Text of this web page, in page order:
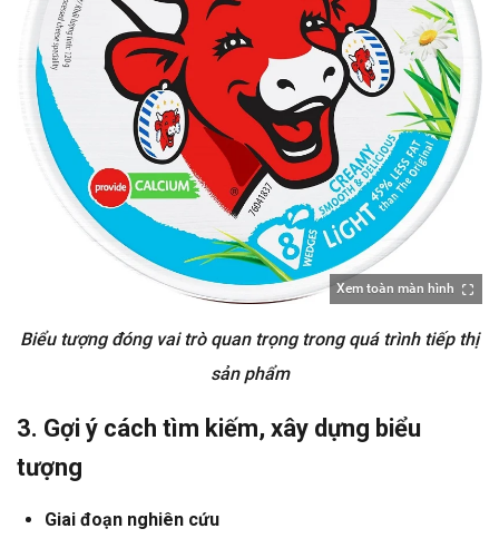
Xem toàn màn hình
Biểu tượng đóng vai trò quan trọng trong quá trình tiếp thị
sản phẩm
3. Gợi ý cách tìm kiếm, xây dựng biểu
tượng
Giai đoạn nghiên cứu